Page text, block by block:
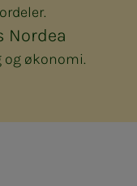
Nordea
og økonomi.